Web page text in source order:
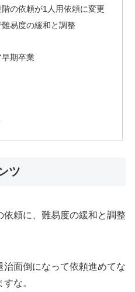
の依頼が1人用依頼に変更
易度の緩和と調整
期卒業
ツ
頼に、難易度の緩和と調整
面倒になって依頼進めてな
な。